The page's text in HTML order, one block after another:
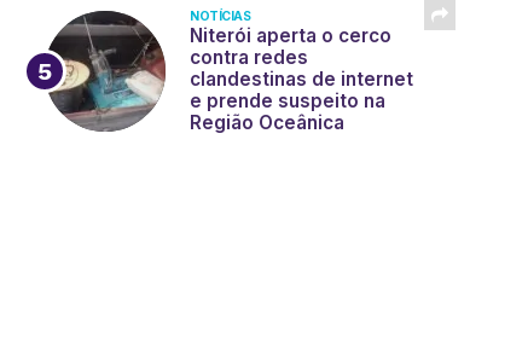
NOTÍCIAS
Niterói aperta o cerco
contra redes
clandestinas de internet
e prende suspeito na
Região Oceânica